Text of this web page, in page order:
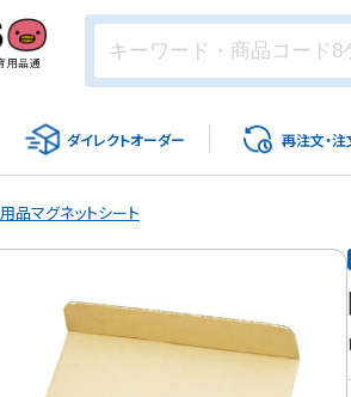
用品通
ダイレクトオーダー 再注文・注
品マグネットシート